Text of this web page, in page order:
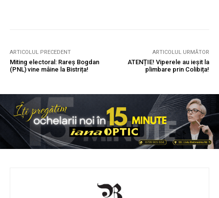
ARTICOLUL PRECEDENT
Miting electoral: Rareș Bogdan
(PNL) vine mâine la Bistrița!
ARTICOLUL URMĂTOR
ATENȚIE! Viperele au ieșit la
plimbare prin Colibița!